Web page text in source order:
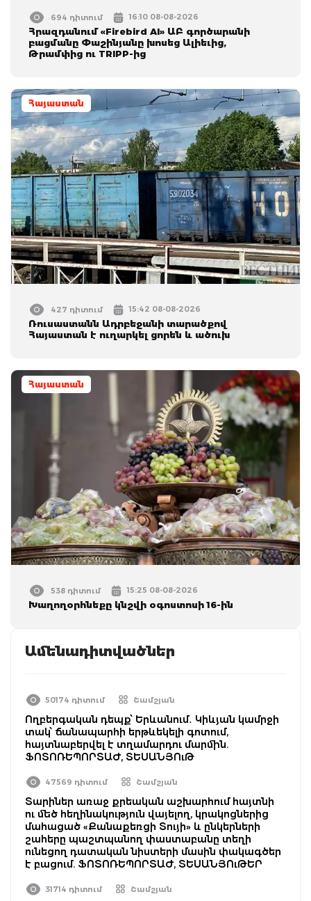
694 դիտում 16:10 08-08-2026
Հրազդանում «Firebird AI» ԱԲ գործարանի
բացմանը Փաշինյանը խոսեց Ալիեւից,
Թրամփից ու TRIPP-ից
Հայաստան
427 դիտում 15:42 08-08-2026
Ռուսաստանն Ադրբեջանի տարածքով
Հայաստան է ուղարկել ցորեն և ածուխ
Հայաստան
538 դիտում 15:25 08-08-2026
Խաղողօրհնեքը կնշվի օգոստոսի 16-ին
Ամենադիտվածներ
50174 դիտում Շամշյան
Ողբերգական դեպք՝ Երևանում․ Կիևյան կամրջի
տակ՝ ճանապարհի երթևեկելի գոտում,
հայտնաբերվել է տղամարդու մարմին.
ՖՈՏՈՌԵՊՈՐՏԱԺ, ՏԵՍԱՆՅՈւԹ
47569 դիտում Շամշյան
Տարիներ առաջ քրեական աշխարհում հայտնի
ու մեծ հեղինակություն վայելող, կրակոցներից
մահացած «Քանաքեռցի Տույի» և ընկերների
շահերը պաշտպանող փաստաբանը տեղի
ունեցող դատական նիստերի մասին փակագծեր
է բացում. ՖՈՏՈՌԵՊՈՐՏԱԺ, ՏԵՍԱՆՅՈւԹԵՐ
31714 դիտում Շամշյան